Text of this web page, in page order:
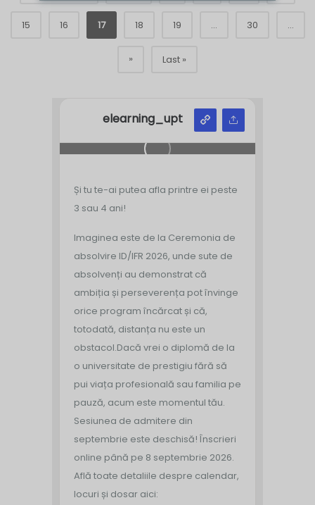
15 16 17 18 19 ... 30 ...
» Last »
elearning_upt
Și tu te-ai putea afla printre ei peste
3 sau 4 ani!
Imaginea este de la Ceremonia de
absolvire ID/IFR 2026, unde sute de
absolvenți au demonstrat că
ambiția și perseverența pot învinge
orice program încărcat și că,
totodată, distanța nu este un
obstacol.Dacă vrei o diplomă de la
o universitate de prestigiu fără să
pui viața profesională sau familia pe
pauză, acum este momentul tău.
Sesiunea de admitere din
septembrie este deschisă! Înscrieri
online până pe 8 septembrie 2026.
Află toate detaliile despre calendar,
locuri și dosar aici: